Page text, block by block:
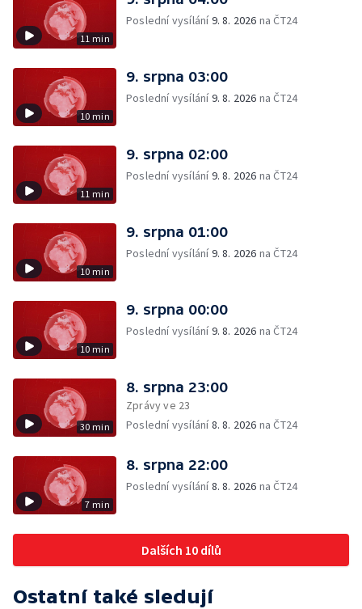
11 min
Poslední vysílání9. 8. 2026 na ČT24
10 min
9. srpna 03:00
Poslední vysílání9. 8. 2026 na ČT24
11 min
9. srpna 02:00
Poslední vysílání9. 8. 2026 na ČT24
10 min
9. srpna 01:00
Poslední vysílání9. 8. 2026 na ČT24
10 min
9. srpna 00:00
Poslední vysílání9. 8. 2026 na ČT24
30 min
8. srpna 23:00
Zprávy ve 23
Poslední vysílání8. 8. 2026 na ČT24
7 min
8. srpna 22:00
Poslední vysílání8. 8. 2026 na ČT24
Dalších 10 dílů
Ostatní také sledují